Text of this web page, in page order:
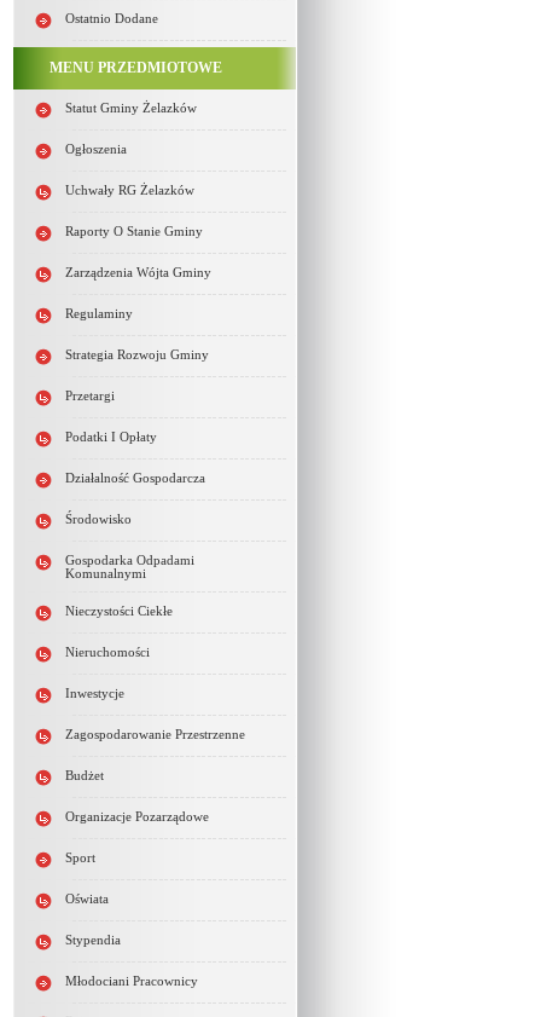
Ostatnio Dodane
MENU PRZEDMIOTOWE
Statut Gminy Żelazków
Ogłoszenia
Uchwały RG Żelazków
Raporty O Stanie Gminy
Zarządzenia Wójta Gminy
Regulaminy
Strategia Rozwoju Gminy
Przetargi
Podatki I Opłaty
Działalność Gospodarcza
Środowisko
Gospodarka Odpadami
Komunalnymi
Nieczystości Ciekłe
Nieruchomości
Inwestycje
Zagospodarowanie Przestrzenne
Budżet
Organizacje Pozarządowe
Sport
Oświata
Stypendia
Młodociani Pracownicy